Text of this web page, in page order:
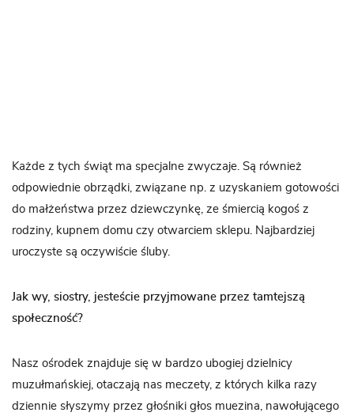
Każde z tych świąt ma specjalne zwyczaje. Są również
odpowiednie obrządki, związane np. z uzyskaniem gotowości
do małżeństwa przez dziewczynkę, ze śmiercią kogoś z
rodziny, kupnem domu czy otwarciem sklepu. Najbardziej
uroczyste są oczywiście śluby.
Jak wy, siostry, jesteście przyjmowane przez tamtejszą
społeczność?
Nasz ośrodek znajduje się w bardzo ubogiej dzielnicy
muzułmańskiej, otaczają nas meczety, z których kilka razy
dziennie słyszymy przez głośniki głos muezina, nawołującego